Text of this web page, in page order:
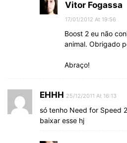
Vitor Fogassa
17/01/2012 At 19:56
Boost 2 eu não
animal. Obrigado
Abraço!
EHHH 25/12/2011 At 16:13
só tenho Need for Speed
baixar esse hj